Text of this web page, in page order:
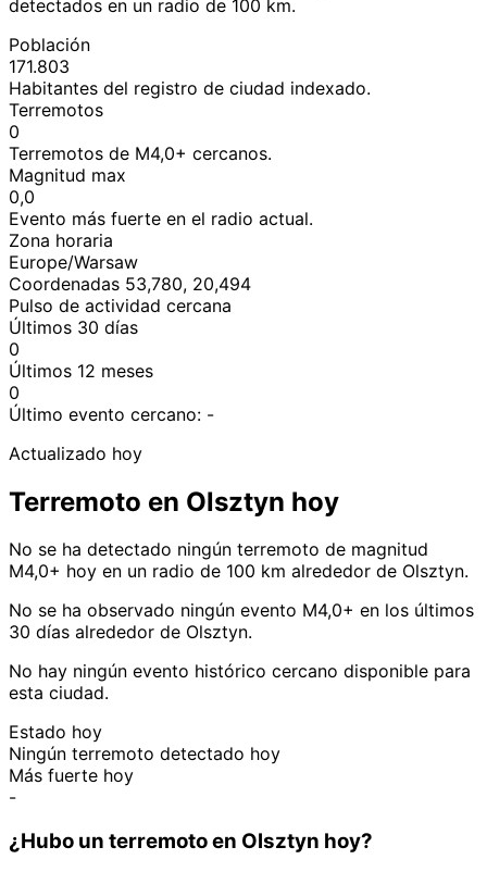
detectados en un radio de 100 km.
Población
171.803
Habitantes del registro de ciudad indexado.
Terremotos
0
Terremotos de M4,0+ cercanos.
Magnitud max
0,0
Evento más fuerte en el radio actual.
Zona horaria
Europe/Warsaw
Coordenadas 53,780, 20,494
Pulso de actividad cercana
Últimos 30 días
0
Últimos 12 meses
0
Último evento cercano: -
Actualizado hoy
Terremoto en Olsztyn hoy
No se ha detectado ningún terremoto de magnitud
M4,0+ hoy en un radio de 100 km alrededor de Olsztyn.
No se ha observado ningún evento M4,0+ en los últimos
30 días alrededor de Olsztyn.
No hay ningún evento histórico cercano disponible para
esta ciudad.
Estado hoy
Ningún terremoto detectado hoy
Más fuerte hoy
-
¿Hubo un terremoto en Olsztyn hoy?